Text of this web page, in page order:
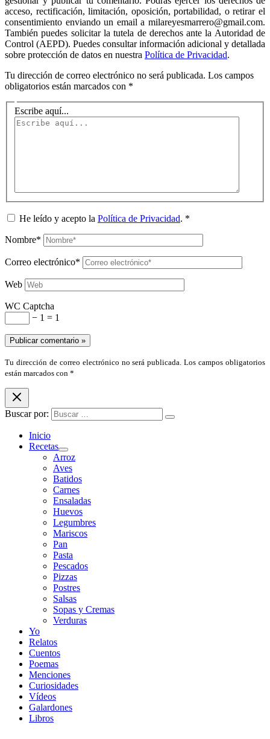
acceso, rectificación, limitación, oposición, portabilidad, o retirar el
consentimiento enviando un email a milareyesmarrero@gmail.com.
También puedes solicitar la tutela de derechos ante la Autoridad de
Control (AEPD). Puedes consultar información adicional y detallada
sobre protección de datos en nuestra Política de Privacidad.
Tu dirección de correo electrónico no será publicada. Los campos
obligatorios están marcados con *
Escribe aquí...
He leído y acepto la Política de Privacidad. *
Nombre*
Correo electrónico*
Web
WC Captcha
− 1 = 1
Tu dirección de correo electrónico no será publicada. Los campos obligatorios
están marcados con *
Buscar por:
Inicio
Recetas
Arroz
Aves
Batidos
Carnes
Ensaladas
Huevos
Legumbres
Mariscos
Pan
Pasta
Pescados
Pizzas
Postres
Salsas
Sopas y Cremas
Verduras
Yo
Relatos
Cuentos
Poemas
Menciones
Curiosidades
Vídeos
Galardones
Libros